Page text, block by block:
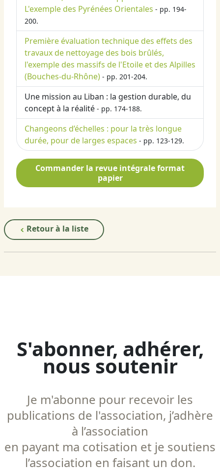
L'exemple des Pyrénées Orientales - pp. 194-
200.
Première évaluation technique des effets des
travaux de nettoyage des bois brûlés,
l'exemple des massifs de l'Etoile et des Alpilles
(Bouches-du-Rhône) - pp. 201-204.
Une mission au Liban : la gestion durable, du
concept à la réalité - pp. 174-188.
Changeons d’échelles : pour la très longue
durée, pour de larges espaces - pp. 123-129.
Commander la revue intégrale format
papier
Retour à la liste
S'abonner, adhérer,
nous soutenir
Je m'abonne pour recevoir les
publications de l'association, j’adhère
à l’association
en payant ma cotisation et je soutiens
l’association en faisant un don.